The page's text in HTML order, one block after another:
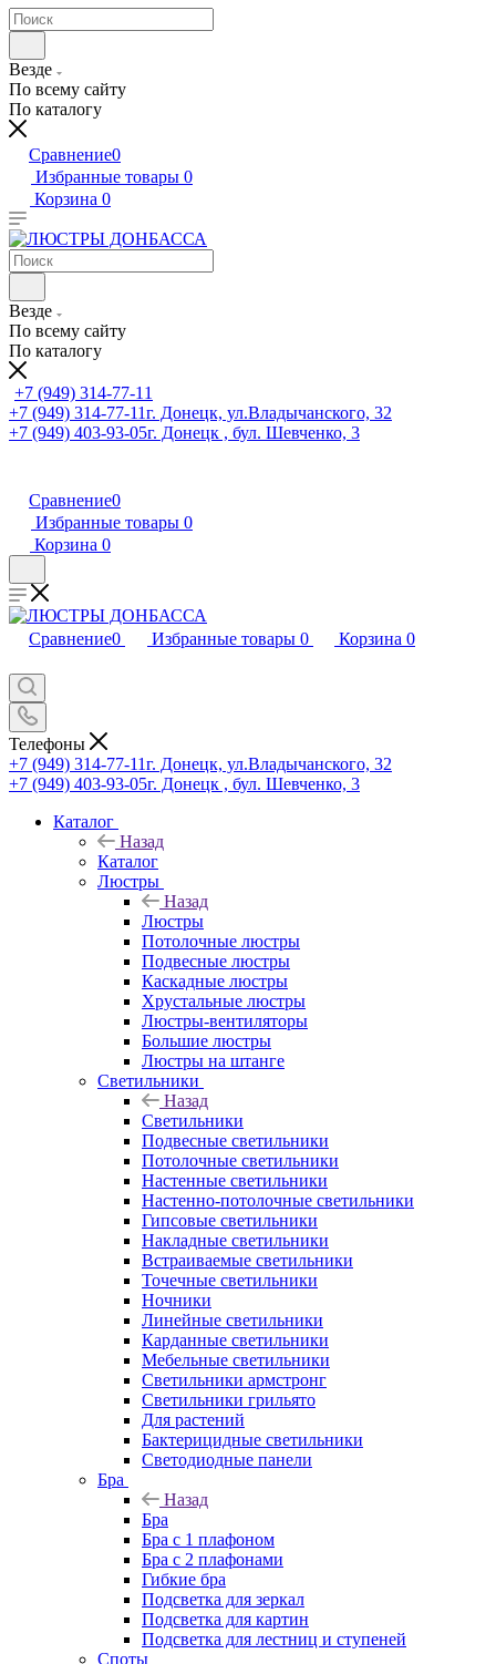
Везде
По всему сайту
По каталогу
Сравнение0
Избранные товары 0
Корзина 0
Везде
По всему сайту
По каталогу
+7 (949) 314-77-11
+7 (949) 314-77-11г. Донецк, ул.Владычанского, 32
+7 (949) 403-93-05г. Донецк , бул. Шевченко, 3
Сравнение0
Избранные товары 0
Корзина 0
Сравнение0 Избранные товары 0 Корзина 0
Телефоны
+7 (949) 314-77-11г. Донецк, ул.Владычанского, 32
+7 (949) 403-93-05г. Донецк , бул. Шевченко, 3
Каталог
Назад
Каталог
Люстры
Назад
Люстры
Потолочные люстры
Подвесные люстры
Каскадные люстры
Хрустальные люстры
Люстры-вентиляторы
Большие люстры
Люстры на штанге
Светильники
Назад
Светильники
Подвесные светильники
Потолочные светильники
Настенные светильники
Настенно-потолочные светильники
Гипсовые светильники
Накладные светильники
Встраиваемые светильники
Точечные светильники
Ночники
Линейные светильники
Карданные светильники
Мебельные светильники
Светильники армстронг
Светильники грильято
Для растений
Бактерицидные светильники
Светодиодные панели
Бра
Назад
Бра
Бра с 1 плафоном
Бра с 2 плафонами
Гибкие бра
Подсветка для зеркал
Подсветка для картин
Подсветка для лестниц и ступеней
Споты